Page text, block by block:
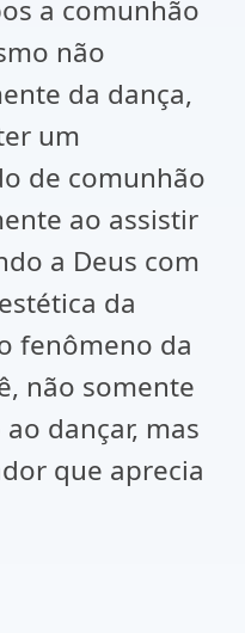
a comunhão
não
da dança,
um
de comunhão
ao assistir
a Deus com
da
fenômeno da
não somente
dançar, mas
que aprecia